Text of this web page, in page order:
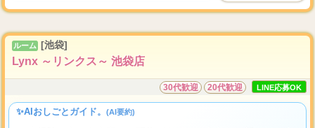
100分コース⇒最低7,000円以上～
130分コー...
ルーム [池袋]
Lynx ～リンクス～ 池袋店
30代歓迎 20代歓迎 LINE応募OK
✨AIおしごとガイド。 (AI要約)